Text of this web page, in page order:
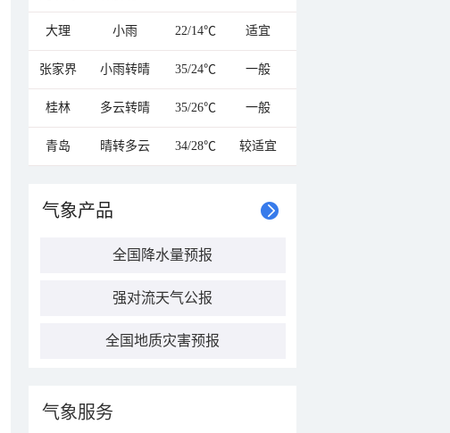
大理 小雨 22/14℃ 适宜
张家界 小雨转晴 35/24℃ 一般
桂林 多云转晴 35/26℃ 一般
青岛 晴转多云 34/28℃ 较适宜
气象产品
全国降水量预报
强对流天气公报
全国地质灾害预报
气象服务